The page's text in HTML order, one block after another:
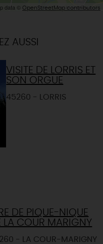
data © OpenStreetMap contributors
AUSSI
VISITE DE LORRIS ET
SON ORGUE
45260 - LORRIS
DE PIQUE-NIQUE
LA COUR MARIGNY
- LA COUR-MARIGNY